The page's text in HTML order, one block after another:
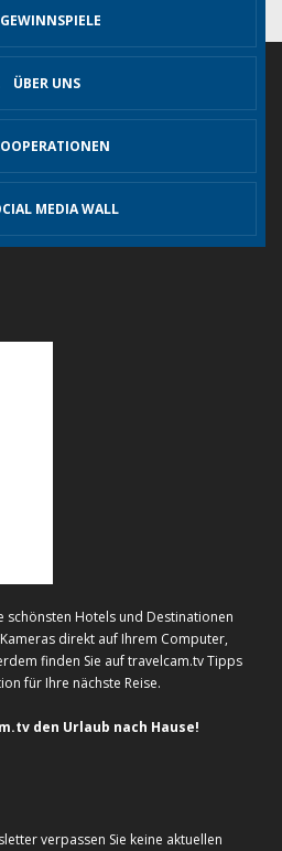
GEWINNSPIELE
ÜBER UNS
MEDIA WALL
schönsten Hotels und Destinationen
direkt auf Ihrem Computer,
finden Sie auf travelcam.tv Tipps
für Ihre nächste Reise.
den Urlaub nach Hause!
verpassen Sie keine aktuellen